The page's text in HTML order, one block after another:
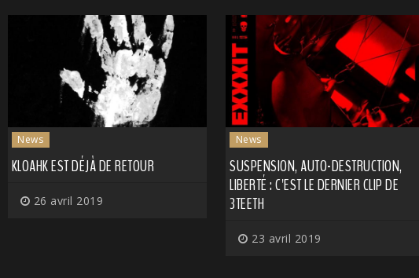
News
KLOAHK EST DÉJÀ DE RETOUR
26 avril 2019
News
SUSPENSION, AUTO-DESTRUCTION,
LIBERTÉ : C'EST LE DERNIER CLIP DE
3TEETH
23 avril 2019